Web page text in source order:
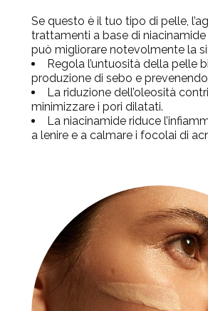
Se questo è il tuo tipo di pelle,
trattamenti a base di
può migliorare notevolmente la
Regola l’untuosità della pelle
produzione di sebo e
La riduzione dell’oleosità
minimizzare i pori dilatati.
La niacinamide riduce
a lenire e a calmare i focolai di